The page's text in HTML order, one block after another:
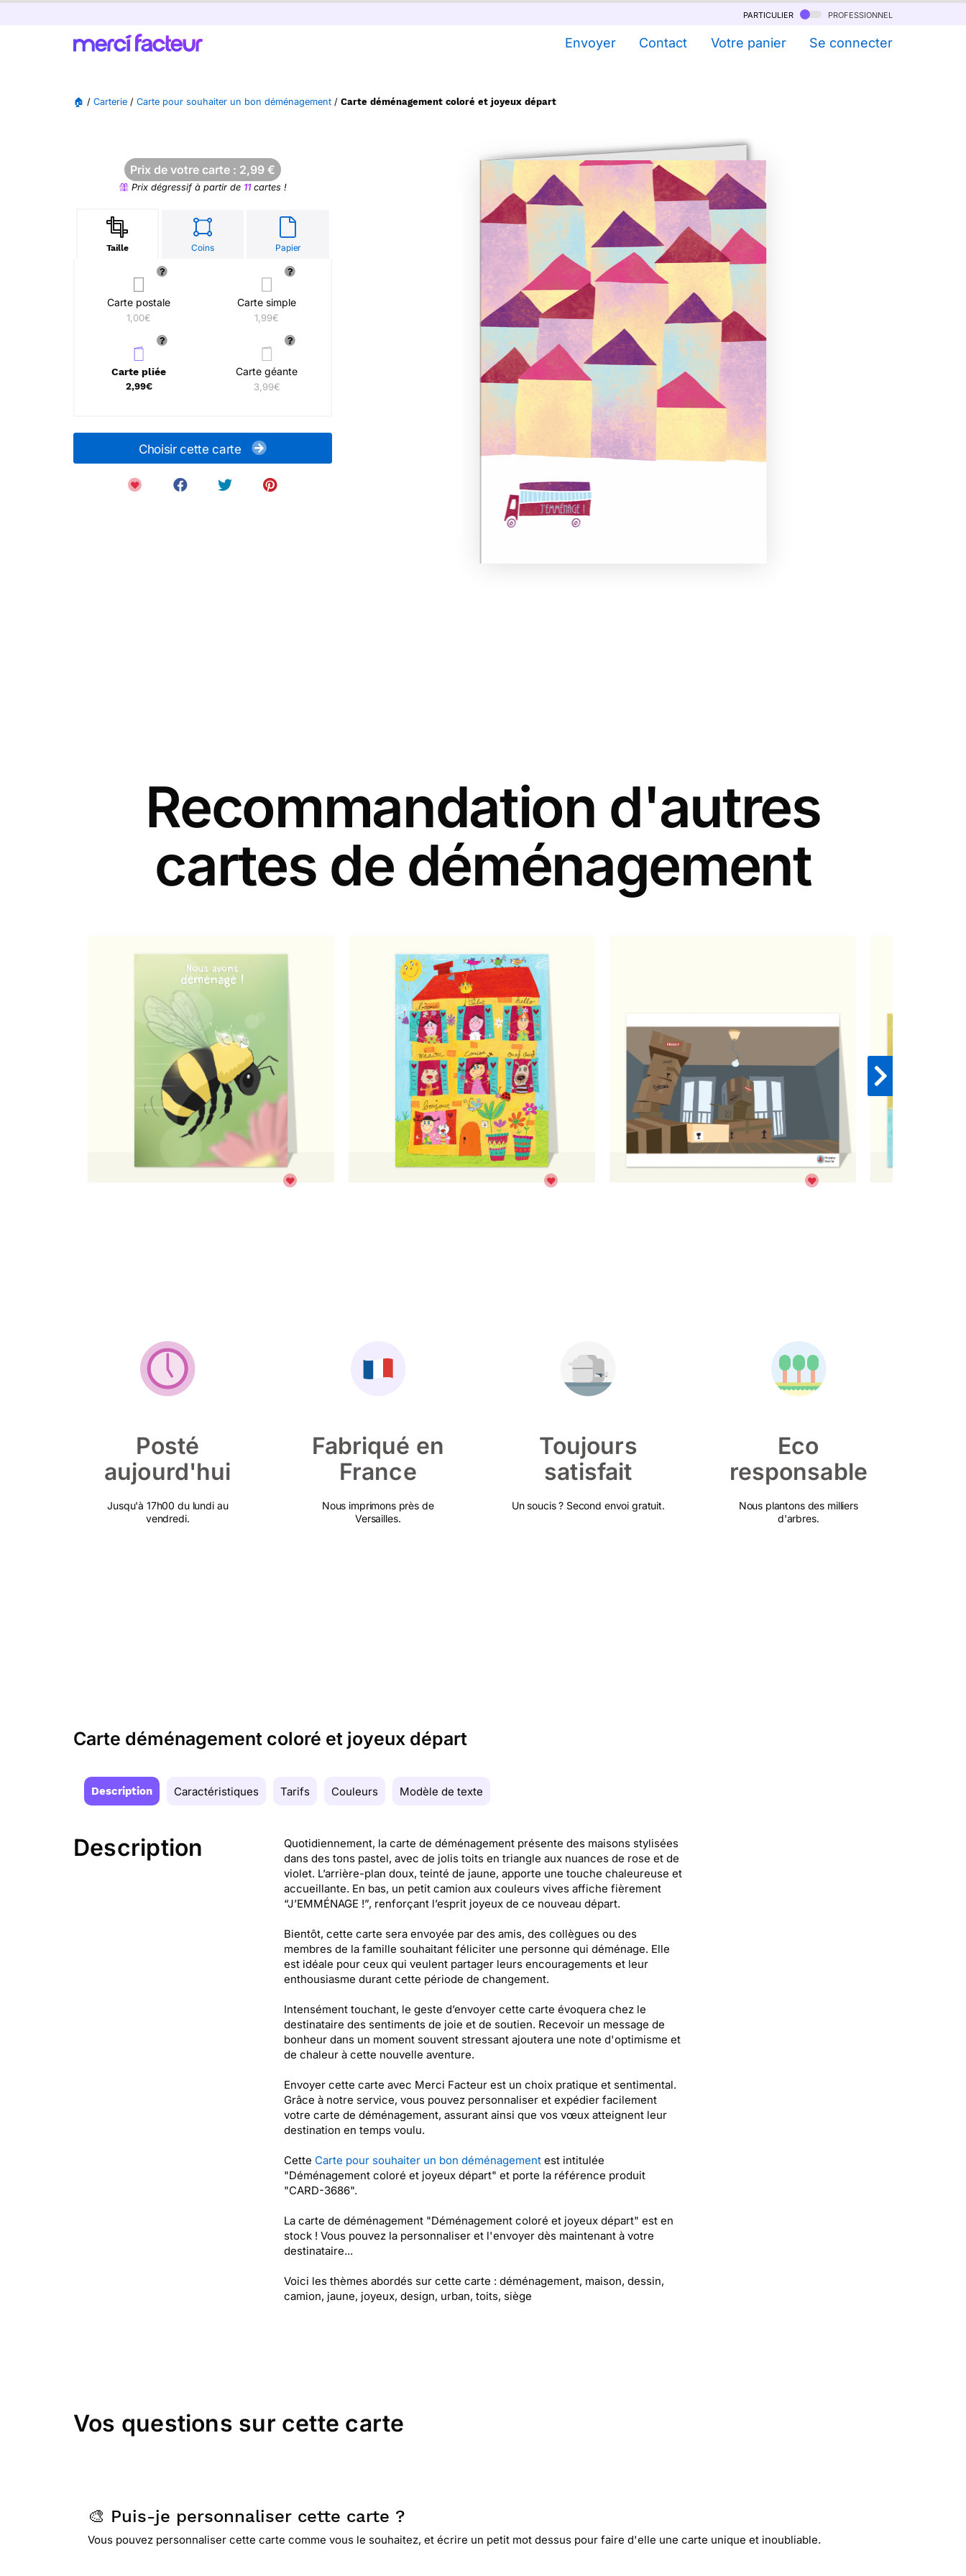
particulier professionnel
Envoyer Contact Votre panier Se connecter
🏠 / Carterie / Carte pour souhaiter un bon déménagement / Carte déménagement coloré et joyeux départ
Prix de votre carte : 2,99 €
Prix dégressif à partir de 11cartes !
Taille Coins Papier
Carte postale
1,00€
Carte simple
1,99€
Carte pliée
2,99€
Carte géante
3,99€
Choisir cette carte
Recommandation d'autres
cartes de déménagement
Posté
aujourd'hui
Jusqu'à 17h00 du lundi au
vendredi.
Fabriqué en
France
Nous imprimons près de
Versailles.
Toujours
satisfait
Un soucis ? Second envoi gratuit.
Eco
responsable
Nous plantons des milliers
d'arbres.
Carte déménagement coloré et joyeux départ
Description Caractéristiques Tarifs Couleurs Modèle de texte
Description
Quotidiennement, la carte de déménagement présente des maisons stylisées
dans des tons pastel, avec de jolis toits en triangle aux nuances de rose et de
violet. L’arrière-plan doux, teinté de jaune, apporte une touche chaleureuse et
accueillante. En bas, un petit camion aux couleurs vives affiche fièrement
“J’EMMÉNAGE !”, renforçant l’esprit joyeux de ce nouveau départ.
Bientôt, cette carte sera envoyée par des amis, des collègues ou des
membres de la famille souhaitant féliciter une personne qui déménage. Elle
est idéale pour ceux qui veulent partager leurs encouragements et leur
enthousiasme durant cette période de changement.
Intensément touchant, le geste d’envoyer cette carte évoquera chez le
destinataire des sentiments de joie et de soutien. Recevoir un message de
bonheur dans un moment souvent stressant ajoutera une note d'optimisme et
de chaleur à cette nouvelle aventure.
Envoyer cette carte avec Merci Facteur est un choix pratique et sentimental.
Grâce à notre service, vous pouvez personnaliser et expédier facilement
votre carte de déménagement, assurant ainsi que vos vœux atteignent leur
destination en temps voulu.
Cette Carte pour souhaiter un bon déménagementest intitulée
"Déménagement coloré et joyeux départ" et porte la référence produit
"CARD-3686".
La carte de déménagement "Déménagement coloré et joyeux départ" est en
stock ! Vous pouvez la personnaliser et l'envoyer dès maintenant à votre
destinataire...
Voici les thèmes abordés sur cette carte : déménagement, maison, dessin,
camion, jaune, joyeux, design, urban, toits, siège
Vos questions sur cette carte
🎨 Puis-je personnaliser cette carte ?
Vous pouvez personnaliser cette carte comme vous le souhaitez, et écrire un petit mot dessus pour faire d'elle une carte unique et inoubliable.